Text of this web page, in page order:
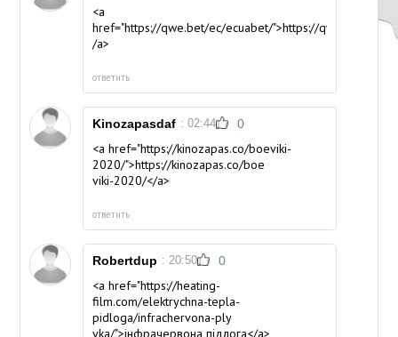
<a
href="https://qwe.bet/ec/ecuabet/">https://qwe.bet/ec/
/a>
ответить
Kinozapasdaf : 02:44 0
<a href="https://kinozapas.co/boeviki-
2020/">https://kinozapas.co/boe
viki-2020/</a>
ответить
Robertdup : 20:50 0
<a href="https://heating-
film.com/elektrychna-tepla-
pidloga/infrachervona-ply
vka/">інфрачервона підлога</a>